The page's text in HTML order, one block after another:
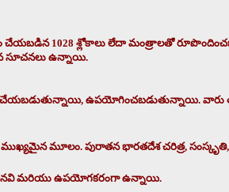
1028 శ్లోకాలు లేదా మంత్రాలతో
సూచనలు ఉన్నాయి.
ఉపయోగించబడుతున్నాయి. వారు
మూలం. పురాతన భారతదేశ చరిత్ర,
మరియు ఉపయోగకరంగా ఉన్నాయి.